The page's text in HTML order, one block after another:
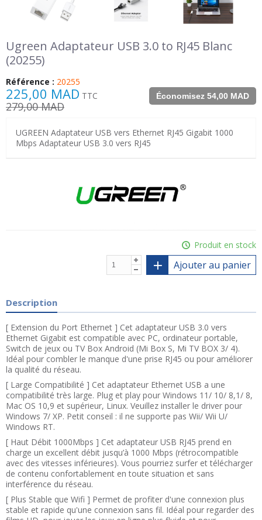
Ugreen Adaptateur USB 3.0 to RJ45 Blanc
(20255)
Référence : 20255
Économisez 54,00 MAD
225,00 MAD TTC
279,00 MAD
UGREEN Adaptateur USB vers Ethernet RJ45 Gigabit 1000
Mbps Adaptateur USB 3.0 vers RJ45
Produit en stock
Ajouter au panier
Description
[ Extension du Port Ethernet ] Cet adaptateur USB 3.0 vers
Ethernet Gigabit est compatible avec PC, ordinateur portable,
Switch de jeux ou TV Box Android (Mi Box S, Mi TV BOX 3/ 4).
Idéal pour combler le manque d'une prise RJ45 ou pour améliorer
la qualité du réseau.
[ Large Compatibilité ] Cet adaptateur Ethernet USB a une
compatibilité très large. Plug et play pour Windows 11/ 10/ 8,1/ 8,
Mac OS 10,9 et supérieur, Linux. Veuillez installer le driver pour
Windows 7/ XP. Petit conseil : il ne supporte pas Wii/ Wii U/
Windows RT.
[ Haut Débit 1000Mbps ] Cet adaptateur USB RJ45 prend en
charge un excellent débit jusqu’à 1000 Mbps (rétrocompatible
avec des vitesses inférieures). Vous pourriez surfer et télécharger
de contenu confortablement en toute situation et sans
interférence du réseau.
[ Plus Stable que Wifi ] Permet de profiter d'une connexion plus
stable et rapide qu'une connexion sans fil. Idéal pour regarder des